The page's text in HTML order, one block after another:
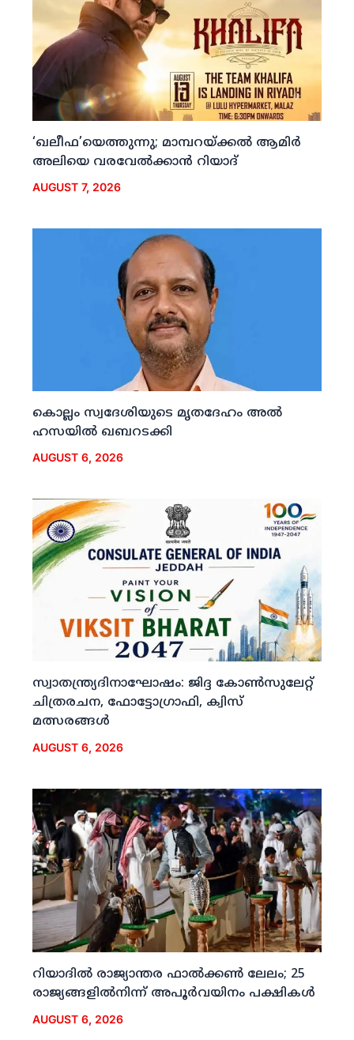
‘ഖലീഫ’യെത്തുന്നു; മാമ്പറയ്ക്കല്‍ ആമിര്‍
അലിയെ വരവേല്‍ക്കാന്‍ റിയാദ്
AUGUST 7, 2026
കൊല്ലം സ്വദേശിയുടെ മൃതദേഹം അല്‍
ഹസയില്‍ ഖബറടക്കി
AUGUST 6, 2026
സ്വാതന്ത്ര്യദിനാഘോഷം: ജിദ്ദ കോണ്‍സുലേറ്റ്
ചിത്രരചന, ഫോട്ടോഗ്രാഫി, ക്വിസ്
മത്സരങ്ങള്‍
AUGUST 6, 2026
റിയാദില്‍ രാജ്യാന്തര ഫാല്‍ക്കണ്‍ ലേലം; 25
രാജ്യങ്ങളില്‍നിന്ന് അപൂര്‍വയിനം പക്ഷികള്‍
AUGUST 6, 2026